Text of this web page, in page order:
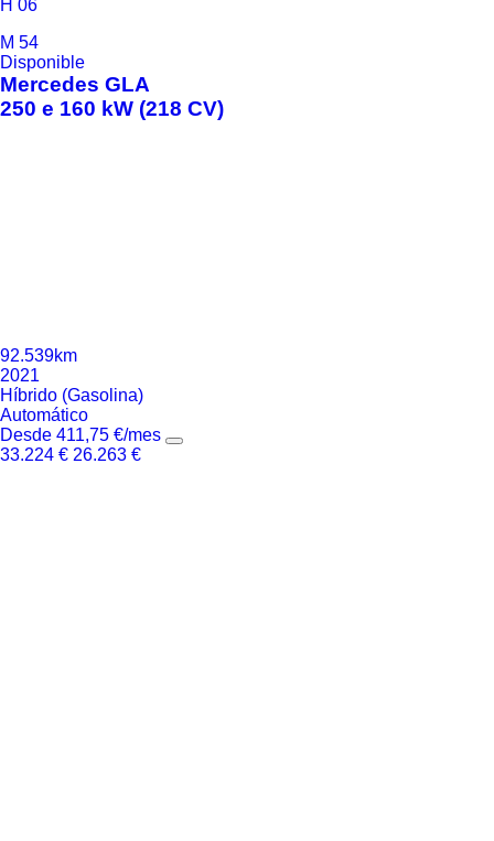
H 06
M 54
Disponible
Mercedes GLA
250 e 160 kW (218 CV)
92.539km
2021
Híbrido (Gasolina)
Automático
Desde 411,75 €/mes
33.224 € 26.263 €